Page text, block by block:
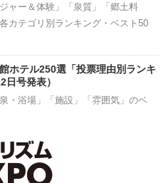
ャー＆体験」「泉質」「郷土料
カテゴリ別ランキング・ベスト50
ホテル250選「投票理由別ランキ
号発表）
・浴場」「施設」「雰囲気」のベ